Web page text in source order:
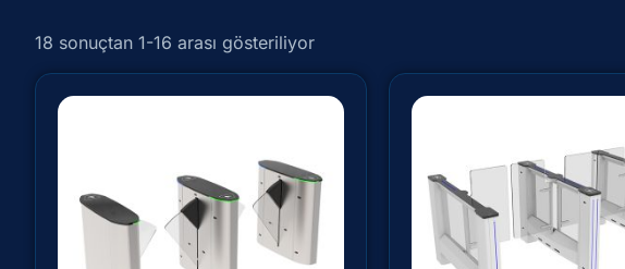
18 sonuçtan 1-16 arası gösteriliyor